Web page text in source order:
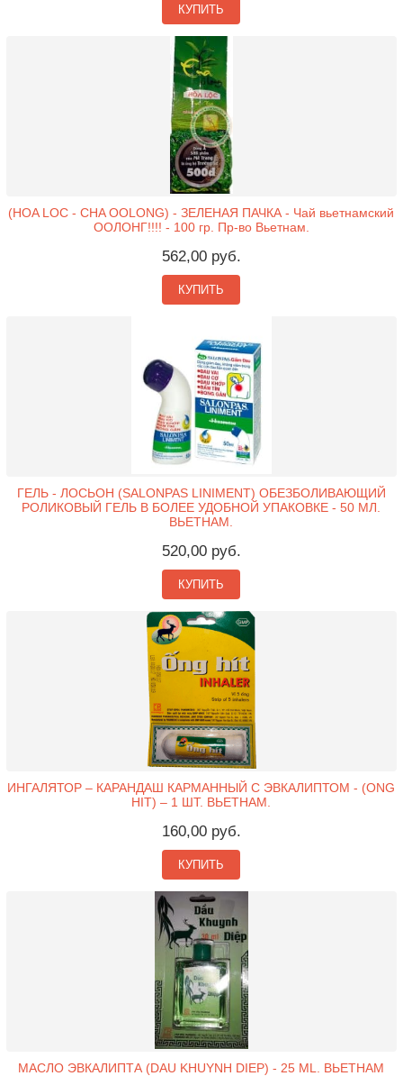
КУПИТЬ
(HOA LOC - CHA OOLONG) - ЗЕЛЕНАЯ ПАЧКА - Чай вьетнамский
ООЛОНГ!!!! - 100 гр. Пр-во Вьетнам.
562,00 руб.
КУПИТЬ
ГЕЛЬ - ЛОСЬОН (SALONPAS LINIMENT) ОБЕЗБОЛИВАЮЩИЙ
РОЛИКОВЫЙ ГЕЛЬ В БОЛЕЕ УДОБНОЙ УПАКОВКЕ - 50 МЛ.
ВЬЕТНАМ.
520,00 руб.
КУПИТЬ
ИНГАЛЯТОР – КАРАНДАШ КАРМАННЫЙ С ЭВКАЛИПТОМ - (ONG
HIT) – 1 ШТ. ВЬЕТНАМ.
160,00 руб.
КУПИТЬ
МАСЛО ЭВКАЛИПТА (DAU KHUYNH DIEP) - 25 ML. ВЬЕТНАМ